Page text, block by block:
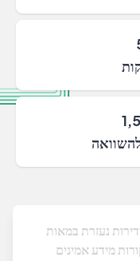
נעזרת במאות
מידע אמינים